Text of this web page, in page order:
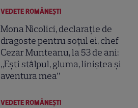
VEDETE ROMÂNEŞTI
Mona Nicolici, declarație de
dragoste pentru soțul ei, chef
Cezar Munteanu, la 53 de ani:
„Ești stâlpul, gluma, liniștea și
aventura mea”
VEDETE ROMÂNEŞTI